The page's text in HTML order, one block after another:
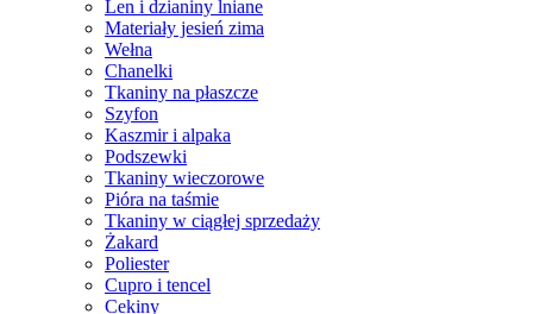
Len i dzianiny lniane
Materiały jesień zima
Wełna
Chanelki
Tkaniny na płaszcze
Szyfon
Kaszmir i alpaka
Podszewki
Tkaniny wieczorowe
Pióra na taśmie
Tkaniny w ciągłej sprzedaży
Żakard
Poliester
Cupro i tencel
Cekiny